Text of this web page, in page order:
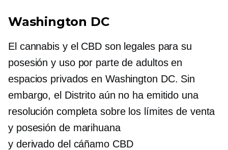
Washington DC
El cannabis y el CBD son legales para su
posesión y uso por parte de adultos en
espacios privados en Washington DC. Sin
embargo, el Distrito aún no ha emitido una
resolución completa sobre los límites de venta
y posesión de marihuana
y derivado del cáñamoCBD